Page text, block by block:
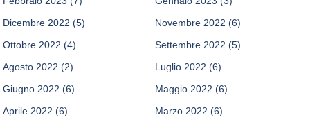
Dicembre 2022 (5) Novembre 2022 (6)
Ottobre 2022 (4) Settembre 2022 (5)
Agosto 2022 (2) Luglio 2022 (6)
Giugno 2022 (6) Maggio 2022 (6)
Aprile 2022 (6) Marzo 2022 (6)